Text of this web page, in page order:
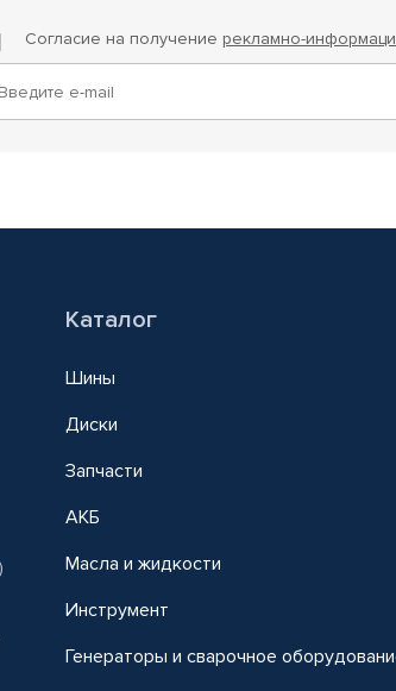
Согласие на получение рекламно-
Каталог
Шины
Диски
Запчасти
АКБ
Масла и жидкости
Инструмент
Генераторы и сварочное